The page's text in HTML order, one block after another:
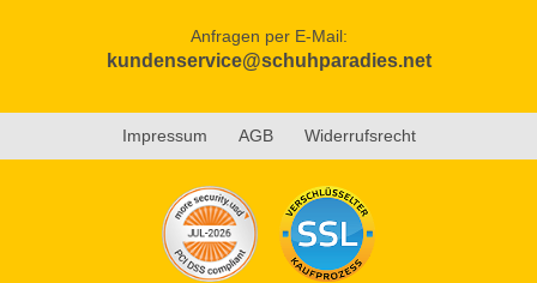
Anfragen per E-Mail:
kundenservice@schuhparadies.net
Impressum AGB Widerrufsrecht